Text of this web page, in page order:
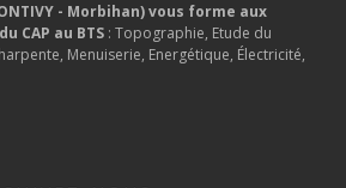
- Morbihan) vous forme aux
CAP au BTS : Topographie, Etude du
Menuiserie, Energétique, Électricité,